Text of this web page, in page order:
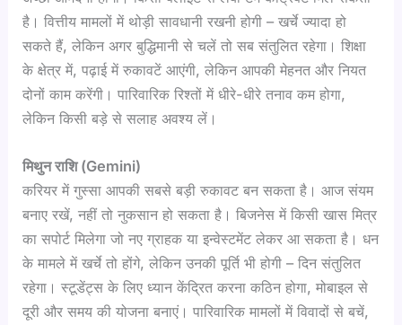
है। वित्तीय मामलों में थोड़ी सावधानी रखनी होगी – खर्चे ज्यादा हो
सकते हैं, लेकिन अगर बुद्धिमानी से चलें तो सब संतुलित रहेगा। शिक्षा
के क्षेत्र में, पढ़ाई में रुकावटें आएंगी, लेकिन आपकी मेहनत और नियत
दोनों काम करेंगी। पारिवारिक रिश्तों में धीरे-धीरे तनाव कम होगा,
लेकिन किसी बड़े से सलाह अवश्य लें।
मिथुन राशि (Gemini)
करियर में गुस्सा आपकी सबसे बड़ी रुकावट बन सकता है। आज संयम
बनाए रखें, नहीं तो नुकसान हो सकता है। बिजनेस में किसी खास मित्र
का सपोर्ट मिलेगा जो नए ग्राहक या इन्वेस्टमेंट लेकर आ सकता है। धन
के मामले में खर्चे तो होंगे, लेकिन उनकी पूर्ति भी होगी – दिन संतुलित
रहेगा। स्टूडेंट्स के लिए ध्यान केंद्रित करना कठिन होगा, मोबाइल से
दूरी और समय की योजना बनाएं। पारिवारिक मामलों में विवादों से बचें,